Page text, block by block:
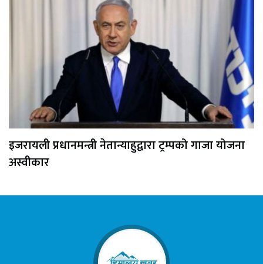
इजरायली प्रधानमन्त्री नेतान्याहुद्वारा ट्रम्पको गाजा योजना
अस्वीकार